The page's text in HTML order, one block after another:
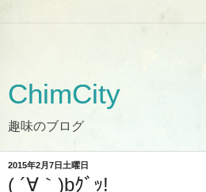
ChimCity
趣味のブログ
2015年2月7日土曜日
( ´∀｀)bｸﾞｯ!